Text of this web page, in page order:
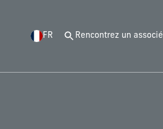
FR Rencontrez un associé